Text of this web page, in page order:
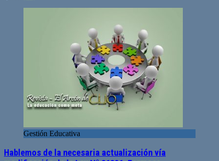
Gestión Educativa
Hablemos de la necesaria actualización vía